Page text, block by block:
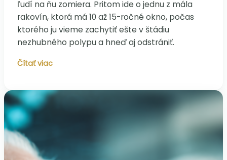
ľudí na ňu zomiera. Pritom ide o jednu z mála
rakovín, ktorá má 10 až 15-ročné okno, počas
ktorého ju vieme zachytiť ešte v štádiu
nezhubného polypu a hneď aj odstrániť.
Rakovina
prečo
sme
druhí
na
svete
a
Čítať viac